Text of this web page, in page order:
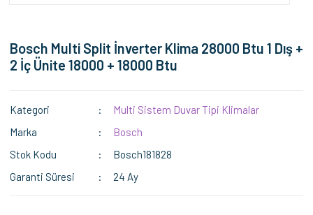
Bosch Multi Split İnverter Klima 28000 Btu 1 Dış +
2 İç Ünite 18000 + 18000 Btu
Kategori
Multi Sistem Duvar Tipi Klimalar
Marka
Bosch
Stok Kodu
Bosch181828
Garanti Süresi
24 Ay